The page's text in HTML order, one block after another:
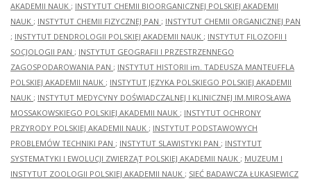
AKADEMII NAUK ; INSTYTUT CHEMII BIOORGANICZNEJ POLSKIEJ AKADEMII
NAUK ; INSTYTUT CHEMII FIZYCZNEJ PAN ; INSTYTUT CHEMII ORGANICZNEJ PAN
; INSTYTUT DENDROLOGII POLSKIEJ AKADEMII NAUK ; INSTYTUT FILOZOFII I
SOCJOLOGII PAN ; INSTYTUT GEOGRAFII I PRZESTRZENNEGO
ZAGOSPODAROWANIA PAN ; INSTYTUT HISTORII im. TADEUSZA MANTEUFFLA
POLSKIEJ AKADEMII NAUK ; INSTYTUT JĘZYKA POLSKIEGO POLSKIEJ AKADEMII
NAUK ; INSTYTUT MEDYCYNY DOŚWIADCZALNEJ I KLINICZNEJ IM.MIROSŁAWA
MOSSAKOWSKIEGO POLSKIEJ AKADEMII NAUK ; INSTYTUT OCHRONY
PRZYRODY POLSKIEJ AKADEMII NAUK ; INSTYTUT PODSTAWOWYCH
PROBLEMÓW TECHNIKI PAN ; INSTYTUT SLAWISTYKI PAN ; INSTYTUT
SYSTEMATYKI I EWOLUCJI ZWIERZĄT POLSKIEJ AKADEMII NAUK ; MUZEUM I
INSTYTUT ZOOLOGII POLSKIEJ AKADEMII NAUK ; SIEĆ BADAWCZA ŁUKASIEWICZ